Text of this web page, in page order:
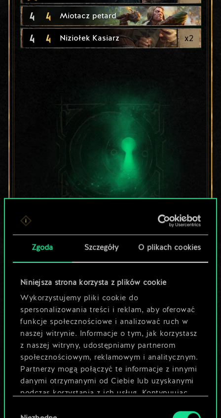
Zgoda Szczegóły O plikach cookies
Niniejsza strona korzysta z plików cookie
Wykorzystujemy pliki cookie do
spersonalizowania treści i reklam, aby oferować
funkcje społecznościowe i analizować ruch w
naszej witrynie. Informacje o tym, jak korzystasz
z naszej witryny, udostępniamy partnerom
społecznościowym, reklamowym i analitycznym.
Partnerzy mogą połączyć te informacje z innymi
danymi otrzymanymi od Ciebie lub uzyskanymi
podczas korzystania z ich usług. Kontynuując
4 4 Miotacz petard
4 4 Niziołek Kasiarz x2
Lubisz grać tą talią?
Pomóż społeczności
odkryć jej
potencjał!
Nazwij talię i opisz swoją strategię
Edytuj talię
LUB